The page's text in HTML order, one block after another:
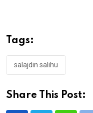
Tags:
salajdin salihu
Share This Post: